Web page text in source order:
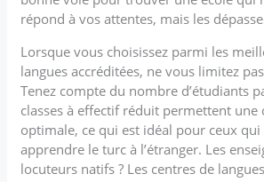
répond à vos attentes, mais les
Lorsque vous choisissez parmi les
langues accréditées, ne vous limitez
Tenez compte du nombre d’étudiants
classes à effectif réduit permettent une
optimale, ce qui est idéal pour ceux
apprendre le turc à l’étranger. Les
locuteurs natifs ? Les centres de